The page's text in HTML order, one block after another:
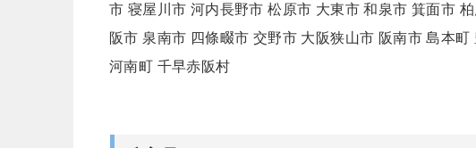
市 寝屋川市 河内長野市 松原市 大東市 和泉市 箕面市
阪市 泉南市 四條畷市 交野市 大阪狭山市 阪南市 島本町
河南町 千早赤阪村